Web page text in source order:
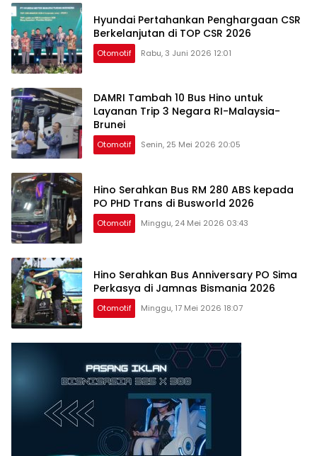
Hyundai Pertahankan Penghargaan CSR
Berkelanjutan di TOP CSR 2026
Otomotif Rabu, 3 Juni 2026 12:01
DAMRI Tambah 10 Bus Hino untuk
Layanan Trip 3 Negara RI-Malaysia-
Brunei
Otomotif Senin, 25 Mei 2026 20:05
Hino Serahkan Bus RM 280 ABS kepada
PO PHD Trans di Busworld 2026
Otomotif Minggu, 24 Mei 2026 03:43
Hino Serahkan Bus Anniversary PO Sima
Perkasya di Jamnas Bismania 2026
Otomotif Minggu, 17 Mei 2026 18:07